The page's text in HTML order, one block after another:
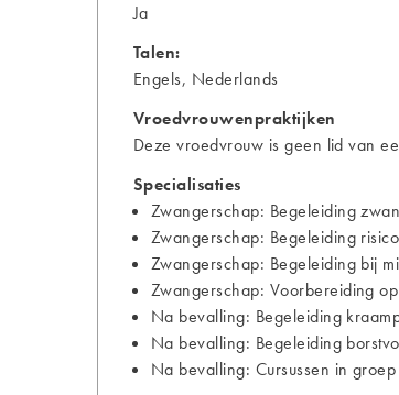
Ja
Talen:
Engels, Nederlands
Vroedvrouwenpraktijken
Deze vroedvrouw is geen lid van
Specialisaties
Zwangerschap: Begeleiding
Zwangerschap: Begeleiding
Zwangerschap: Begeleiding bij
Zwangerschap: Voorbereiding
Na bevalling: Begeleiding
Na bevalling: Begeleiding
Na bevalling: Cursussen in groep